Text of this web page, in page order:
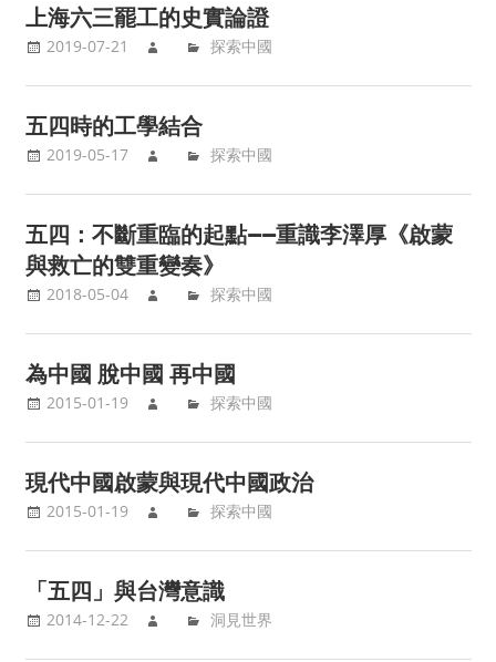
上海六三罷工的史實論證
2019-07-21 探索中國
五四時的工學結合
2019-05-17 探索中國
五四：不斷重臨的起點——重識李澤厚《啟蒙
與救亡的雙重變奏》
2018-05-04 探索中國
為中國 脫中國 再中國
2015-01-19 探索中國
現代中國啟蒙與現代中國政治
2015-01-19 探索中國
「五四」與台灣意識
2014-12-22 洞見世界